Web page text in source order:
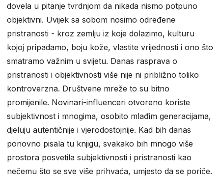
dovela u pitanje tvrdnjom da nikada nismo potpuno
objektivni. Uvijek sa sobom nosimo određene
pristranosti - kroz zemlju iz koje dolazimo, kulturu
kojoj pripadamo, boju kože, vlastite vrijednosti i ono što
smatramo važnim u svijetu. Danas rasprava o
pristranosti i objektivnosti više nije ni približno toliko
kontroverzna. Društvene mreže to su bitno
promijenile. Novinari-influenceri otvoreno koriste
subjektivnost i mnogima, osobito mlađim generacijama,
djeluju autentičnije i vjerodostojnije. Kad bih danas
ponovno pisala tu knjigu, svakako bih mnogo više
prostora posvetila subjektivnosti i pristranosti kao
nečemu što se sve više prihvaća, umjesto da se poriče.